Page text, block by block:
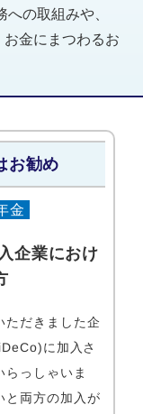
の取組みや、
金にまつわるお
お勧め
金
企業におけ
ただきました企
に加入さ
らっしゃいま
と両方の加入が